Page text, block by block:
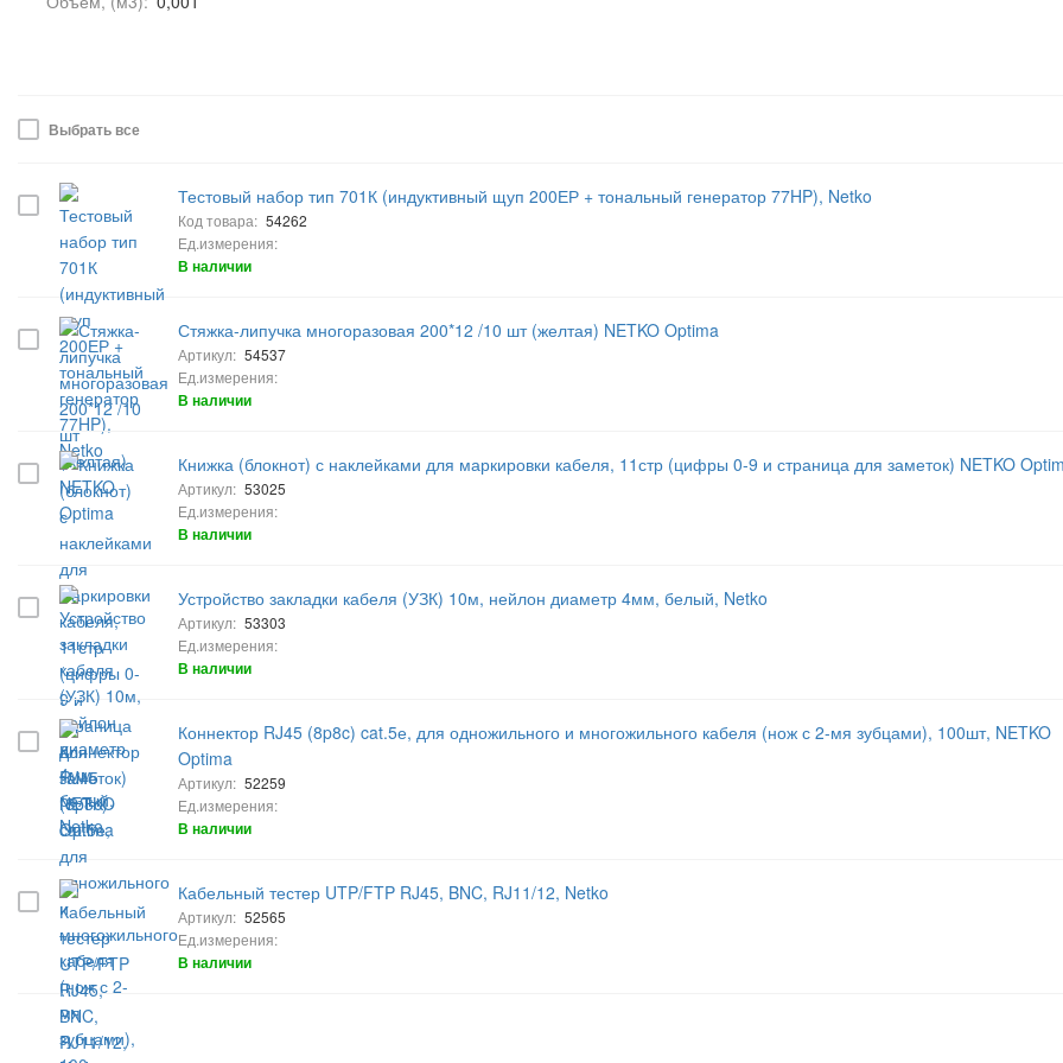
Выбрать все
Тестовый набор тип 701К (индуктивный щуп 200ЕР + тональный генератор 77HP), Netko
Код товара: 54262
Ед.измерения:
В наличии
Стяжка-липучка многоразовая 200*12 /10 шт (желтая) NETKO Optima
Артикул: 54537
Ед.измерения:
В наличии
Книжка (блокнот) с наклейками для маркировки кабеля, 11стр (цифры 0-9 и страница для заметок) NETKO
Артикул: 53025
Ед.измерения:
В наличии
Устройство закладки кабеля (УЗК) 10м, нейлон диаметр 4мм, белый, Netko
Артикул: 53303
Ед.измерения:
В наличии
Коннектор RJ45 (8p8c) cat.5е, для одножильного и многожильного кабеля (нож с 2-мя зубцами), 100шт, NETKO
Optima
Артикул: 52259
Ед.измерения:
В наличии
Кабельный тестер UTP/FTP RJ45, BNC, RJ11/12, Netko
Артикул: 52565
Ед.измерения:
В наличии